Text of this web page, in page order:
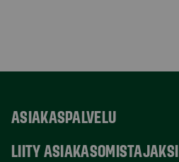
ASIAKASPALVELU
LIITY ASIAKASOMISTAJAKSI